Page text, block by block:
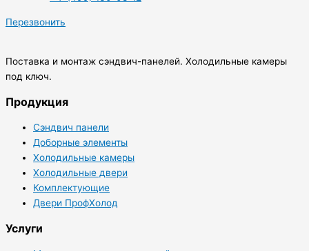
Перезвонить
Поставка и монтаж сэндвич-панелей. Холодильные камеры
под ключ.
Продукция
Сэндвич панели
Доборные элементы
Холодильные камеры
Холодильные двери
Комплектующие
Двери ПрофХолод
Услуги